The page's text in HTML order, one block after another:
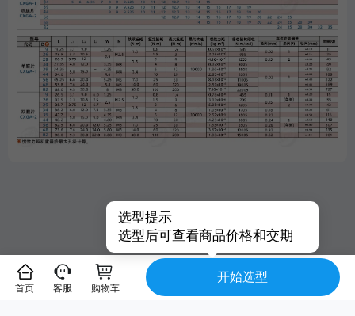
首页 客服 购物车
选型提示
选型后可查看商品价格和交期
开始选型